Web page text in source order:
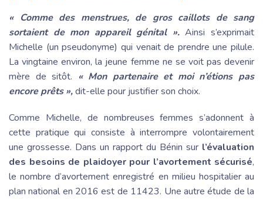
« Comme des menstrues, de gros caillots de sang
sortaient de mon appareil génital ».Ainsi s’exprimait
Michelle (un pseudonyme) qui venait de prendre une pilule.
La vingtaine environ, la jeune femme ne se voit pas devenir
mère de sitôt. « Mon partenaire et moi n’étions pas
encore prêts »,dit-elle pour justifier son choix.
Comme Michelle, de nombreuses femmes s’adonnent à
cette pratique qui consiste à interrompre volontairement
une grossesse. Dans un rapport du Bénin sur l’évaluation
des besoins de plaidoyer pour l’avortement sécurisé,
le nombre d’avortement enregistré en milieu hospitalier au
plan national en 2016 est de 11423. Une autre étude de la